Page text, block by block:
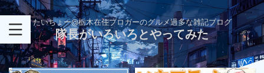
たいちょー@栃木在住ブロガーのグルメ過多な雑記ブログ
隊長がいろいろとやってみた